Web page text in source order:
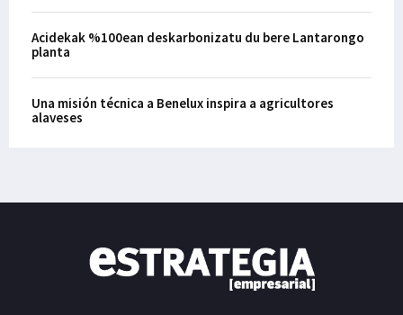
Acidekak %100ean deskarbonizatu du bere Lantarongo
planta
Una misión técnica a Benelux inspira a agricultores
alaveses